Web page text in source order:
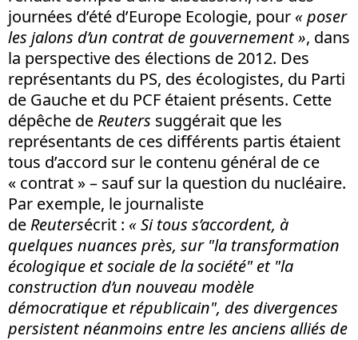
journées d’été d’Europe Ecologie, pour « poser
les jalons d’un contrat de gouvernement », dans
la perspective des élections de 2012. Des
représentants du PS, des écologistes, du Parti
de Gauche et du PCF étaient présents. Cette
dépêche de Reuters suggérait que les
représentants de ces différents partis étaient
tous d’accord sur le contenu général de ce
« contrat » – sauf sur la question du nucléaire.
Par exemple, le journaliste
de Reutersécrit : « Si tous s’accordent, à
quelques nuances près, sur "la transformation
écologique et sociale de la société" et "la
construction d’un nouveau modèle
démocratique et républicain", des divergences
persistent néanmoins entre les anciens alliés de